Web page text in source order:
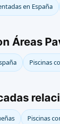
en España
Áreas
Piscinas
Piscinas